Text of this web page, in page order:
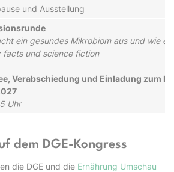
und Aus­stel­lung
ein ge­sun­des Mi­kro­bi­om aus und wie
facts und science fiction
Ver­ab­schie­dung und Ein­la­dung zum
Uhr
dem DGE-Kongress
die DGE und die Ernährung Umschau